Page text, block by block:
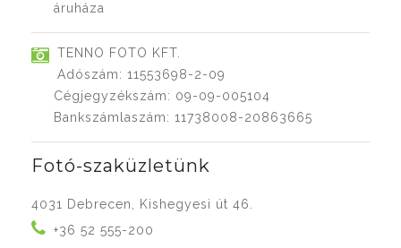
áruháza
TENNO FOTO KFT.
Adószám: 11553698-2-09
Cégjegyzékszám: 09-09-005104
Bankszámlaszám: 11738008-20863665
Fotó-szaküzletünk
4031 Debrecen, Kishegyesi út 46.
+36 52 555-200